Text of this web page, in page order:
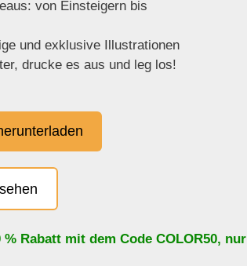
von Einsteigern bis
und exklusive Illustrationen
drucke es aus und leg los!
% Rabatt mit dem Code COLOR50, nur